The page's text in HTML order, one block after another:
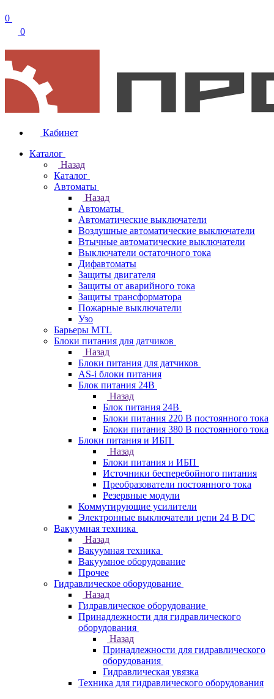
0
0
Кабинет
Каталог
Назад
Каталог
Автоматы
Назад
Автоматы
Автоматические выключатели
Воздушные автоматические выключатели
Втычные автоматические выключатели
Выключатели остаточного тока
Дифавтоматы
Защиты двигателя
Защиты от аварийного тока
Защиты трансформатора
Пожарные выключатели
Узо
Барьеры MTL
Блоки питания для датчиков
Назад
Блоки питания для датчиков
AS-i блоки питания
Блок питания 24В
Назад
Блок питания 24В
Блоки питания 220 В постоянного тока
Блоки питания 380 В постоянного тока
Блоки питания и ИБП
Назад
Блоки питания и ИБП
Источники бесперебойного питания
Преобразователи постоянного тока
Резервные модули
Коммутирующие усилители
Электронные выключатели цепи 24 В DC
Вакуумная техника
Назад
Вакуумная техника
Вакуумное оборудование
Прочее
Гидравлическое оборудование
Назад
Гидравлическое оборудование
Принадлежности для гидравлического
оборудования
Назад
Принадлежности для гидравлического
оборудования
Гидравлическая увязка
Техника для гидравлического оборудования